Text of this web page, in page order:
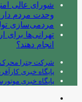
شورای عالی
وحدت مردم
مردمی‌سازی
تهرانی‌ها برای
انجام دهند؟
شرکت چترا محرک
پایگاه خبری
پایگاه خبری